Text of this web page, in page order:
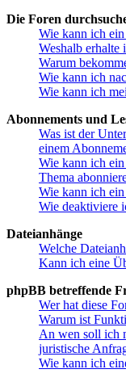
Die Foren
Wie kann ich
Weshalb erhalte
Warum
Wie kann ich
Wie kann ich
Abonnements und
Was ist der
einem
Wie kann ich
Thema
Wie kann ich
Wie deaktiviere
Dateianhänge
Welche
Kann ich eine
phpBB betreffende
Wer hat diese
Warum ist
An wen soll ich
juristische
Wie kann ich